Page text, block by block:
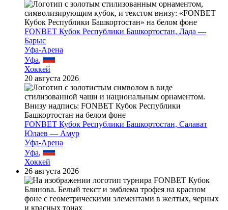
FONBET Кубок Республики Башкортостан, Лада —
Барыс
Уфа-Арена
Уфа,
Хоккей
20 августа 2026
FONBET Кубок Республики Башкортостан, Салават
Юлаев — Амур
Уфа-Арена
Уфа,
Хоккей
26 августа 2026